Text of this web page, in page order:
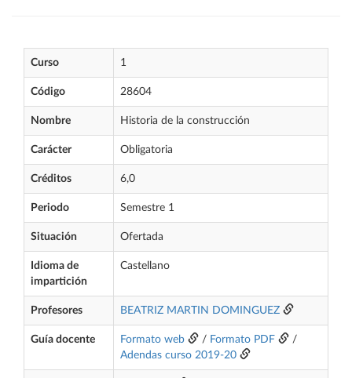
Curso 1
Código 28604
Nombre Historia de la construcción
Carácter Obligatoria
Créditos 6,0
Periodo Semestre 1
Situación Ofertada
Idioma de
impartición
Castellano
Profesores BEATRIZ MARTIN DOMINGUEZ
Guía docente Formato web / Formato PDF
/
Adendas curso 2019-20